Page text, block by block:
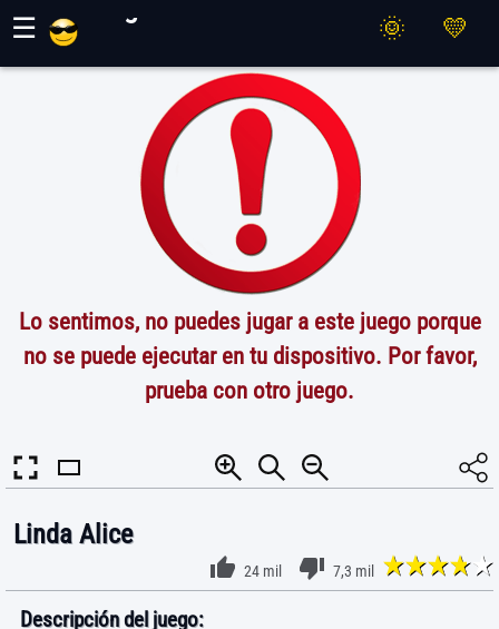
☰
Lo sentimos, no puedes jugar a este juego porque
no se puede ejecutar en tu dispositivo. Por favor,
prueba con otro juego.
Linda Alice
24 mil 7,3 mil
Descripción del juego: